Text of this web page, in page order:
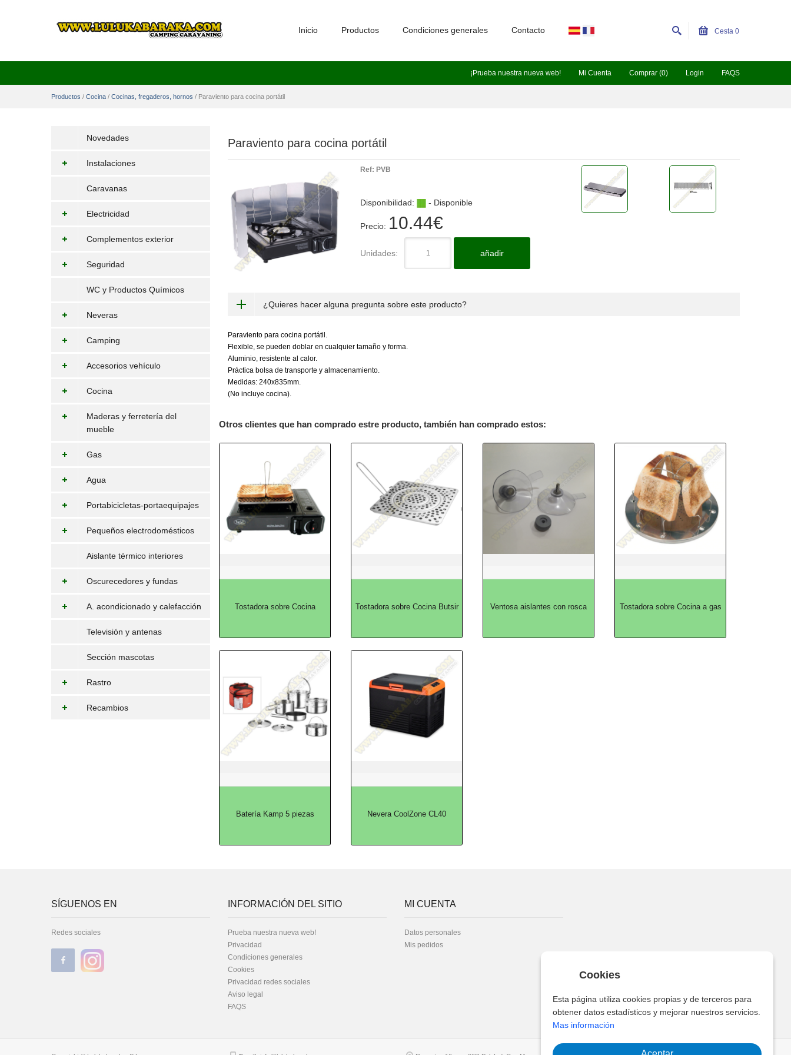
¡Prueba nuestra nueva web! Mi Cuenta Comprar (0) Login FAQS
Inicio Productos Condiciones generales Contacto Cesta 0
Productos / Cocina / Cocinas, fregaderos, hornos / Paraviento para cocina portátil
Novedades
Instalaciones
Caravanas
Electricidad
Complementos exterior
Seguridad
WC y Productos Químicos
Neveras
Camping
Accesorios vehículo
Cocina
Maderas y ferretería del
mueble
Gas
Agua
Portabicicletas-portaequipajes
Pequeños electrodomésticos
Aislante térmico interiores
Oscurecedores y fundas
A. acondicionado y calefacción
Televisión y antenas
Sección mascotas
Rastro
Recambios
Paraviento para cocina portátil
Ref: PVB
Disponibilidad: - Disponible
Precio: 10.44€
Unidades: añadir
¿Quieres hacer alguna pregunta sobre este producto?
Paraviento para cocina portátil.
Flexible, se pueden doblar en cualquier tamaño y forma.
Aluminio, resistente al calor.
Práctica bolsa de transporte y almacenamiento.
Medidas: 240x835mm.
(No incluye cocina).
Otros clientes que han comprado estre producto, también han comprado estos:
Tostadora sobre Cocina Tostadora sobre Cocina Butsir Ventosa aislantes con rosca Tostadora sobre Cocina a gas
Batería Kamp 5 piezas Nevera CoolZone CL40
SÍGUENOS EN
Redes sociales
INFORMACIÓN DEL SITIO
Prueba nuestra nueva web!
Privacidad
Condiciones generales
Cookies
Privacidad redes sociales
Aviso legal
FAQS
MI CUENTA
Datos personales
Mis pedidos
Cookies
Esta página utiliza cookies propias y de terceros para
obtener datos estadísticos y mejorar nuestros servicios.
Mas información